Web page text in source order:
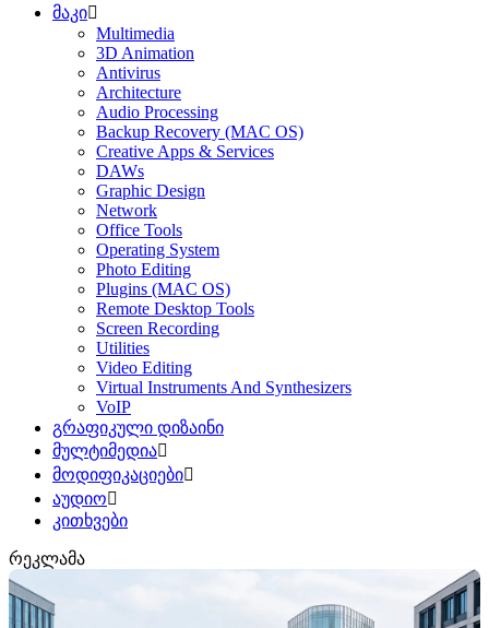
მაკი
Multimedia
3D Animation
Antivirus
Architecture
Audio Processing
Backup Recovery (MAC OS)
Creative Apps & Services
DAWs
Graphic Design
Network
Office Tools
Operating System
Photo Editing
Plugins (MAC OS)
Remote Desktop Tools
Screen Recording
Utilities
Video Editing
Virtual Instruments And Synthesizers
VoIP
გრაფიკული დიზაინი
მულტიმედია
მოდიფიკაციები
აუდიო
კითხვები
რეკლამა